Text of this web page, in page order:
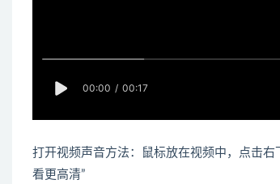
打开视频声音方法：鼠标放在视频中，点击
看更高清”